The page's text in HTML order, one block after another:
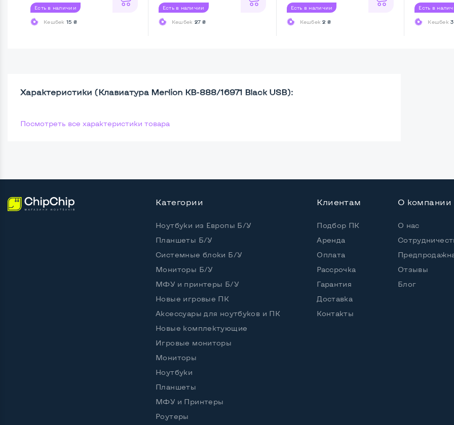
Есть в наличии
Кешбек 15 ₴
Есть в наличии
Кешбек 27 ₴
Есть в наличии
Кешбек2 ₴
Есть в
Кешбек
Характеристики (Клавиатура Merlion KB-888/16971 Black USB):
Посмотреть все характеристики товара
Категории
Ноутбуки из Европы Б/У
Планшеты Б/У
Системные блоки Б/У
Мониторы Б/У
МФУ и принтеры Б/У
Новые игровые ПК
Аксессуары для ноутбуков и ПК
Новые комплектующие
Игровые мониторы
Мониторы
Ноутбуки
Планшеты
МФУ и Принтеры
Роутеры
Клиентам
Подбор ПК
Аренда
Оплата
Рассрочка
Гарантия
Доставка
Контакты
О компании
О нас
Отзывы
Блог